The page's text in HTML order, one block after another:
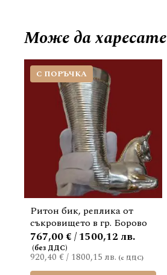
Може да
С ПОРЪЧКА
Ритон бик, реплика от
съкровището в гр. Борово
920,40 €/ 1800,15 лв.
767,00 € / 1500,12 лв.